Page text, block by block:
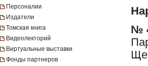
Персоналии
Издатели
Томская книга
Видеолекторий
Виртуальные выставки
Фонды партнеров
№